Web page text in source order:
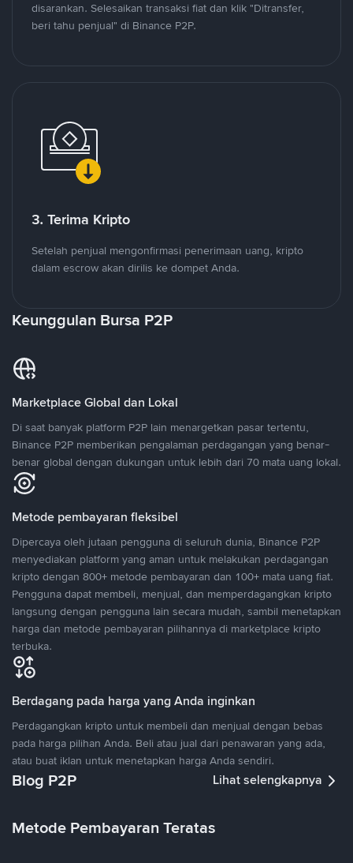
disarankan. Selesaikan transaksi fiat dan klik "Ditransfer,
beri tahu penjual" di Binance P2P.
3. Terima Kripto
Setelah penjual mengonfirmasi penerimaan uang, kripto
dalam escrow akan dirilis ke dompet Anda.
Keunggulan Bursa P2P
Marketplace Global dan Lokal
Di saat banyak platform P2P lain menargetkan pasar tertentu,
Binance P2P memberikan pengalaman perdagangan yang benar-
benar global dengan dukungan untuk lebih dari 70 mata uang lokal.
Metode pembayaran fleksibel
Dipercaya oleh jutaan pengguna di seluruh dunia, Binance P2P
menyediakan platform yang aman untuk melakukan perdagangan
kripto dengan 800+ metode pembayaran dan 100+ mata uang fiat.
Pengguna dapat membeli, menjual, dan memperdagangkan kripto
langsung dengan pengguna lain secara mudah, sambil menetapkan
harga dan metode pembayaran pilihannya di marketplace kripto
terbuka.
Berdagang pada harga yang Anda inginkan
Perdagangkan kripto untuk membeli dan menjual dengan bebas
pada harga pilihan Anda. Beli atau jual dari penawaran yang ada,
atau buat iklan untuk menetapkan harga Anda sendiri.
Blog P2P Lihat selengkapnya
Metode Pembayaran Teratas